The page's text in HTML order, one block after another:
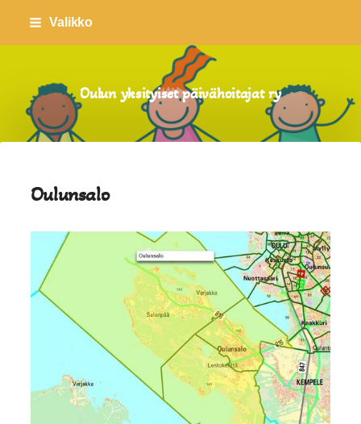
sivun
Valikko
Oulun yksityiset päivähoitajat ry
Oulunsalo